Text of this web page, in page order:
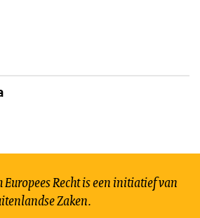
Recht is een initiatief van
Zaken.